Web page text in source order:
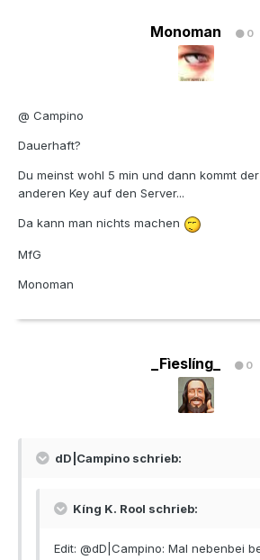
Monoman 0
@ Campino
Dauerhaft?
Du meinst wohl 5 min und dann kommt
anderen Key auf den Server...
Da kann man nichts machen
MfG
Monoman
_Fìeslíng_ 0
dD|Campino schrieb:
Kíng K. Rool schrieb:
Edit: @dD|Campino: Mal nebenbei